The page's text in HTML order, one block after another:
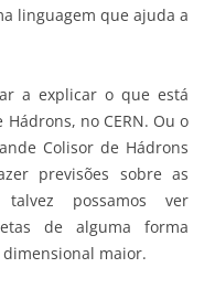
linguagem que ajuda a
a explicar o que está
no CERN. Ou o
Colisor de Hádrons
previsões sobre as
possamos ver
de alguma forma
maior.